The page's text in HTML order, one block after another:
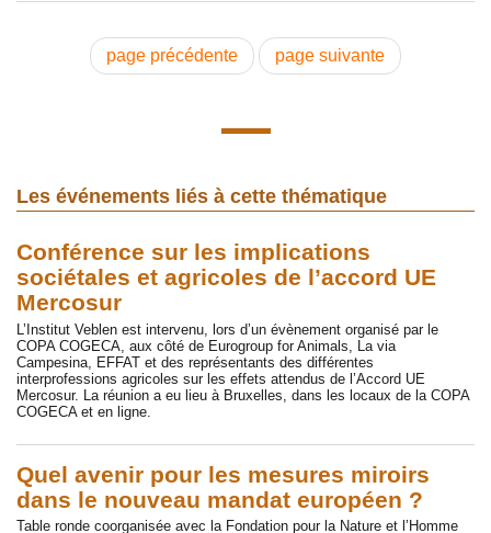
page précédente page suivante
Les événements liés à cette thématique
Conférence sur les implications
sociétales et agricoles de l’accord UE
Mercosur
L’Institut Veblen est intervenu, lors d’un évènement organisé par le
COPA COGECA, aux côté de Eurogroup for Animals, La via
Campesina, EFFAT et des représentants des différentes
interprofessions agricoles sur les effets attendus de l’Accord UE
Mercosur. La réunion a eu lieu à Bruxelles, dans les locaux de la COPA
COGECA et en ligne.
Quel avenir pour les mesures miroirs
dans le nouveau mandat européen ?
Table ronde coorganisée avec la Fondation pour la Nature et l’Homme